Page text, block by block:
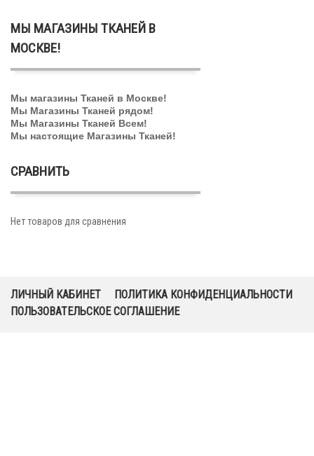
МЫ МАГАЗИНЫ ТКАНЕЙ В
МОСКВЕ!
Мы магазины Тканей в Москве!
Мы Магазины Тканей рядом!
Мы Магазины Тканей Всем!
Мы настоящие Магазины Тканей!
СРАВНИТЬ
Нет товаров для сравнения
ЛИЧНЫЙ КАБИНЕТ
ПОЛИТИКА КОНФИДЕНЦИАЛЬНОСТИ
ПОЛЬЗОВАТЕЛЬСКОЕ СОГЛАШЕНИЕ